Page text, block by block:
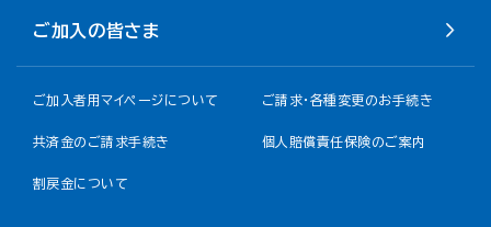
ご加入の皆さま
ご加入者用マイページについて ご請求・各種変更のお手続き
共済金のご請求手続き 個人賠償責任保険のご案内
割戻金について​